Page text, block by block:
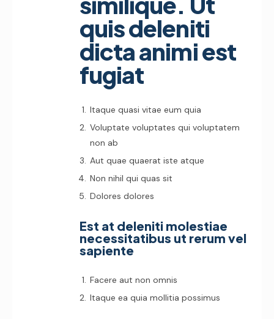
quis deleniti
dicta animi est
fugiat
Itaque quasi vitae eum quia
Voluptate voluptates qui voluptatem
non ab
Aut quae quaerat iste atque
Non nihil qui quas sit
Dolores dolores
Est at deleniti molestiae
necessitatibus ut rerum vel
sapiente
Facere aut non omnis
Itaque ea quia mollitia possimus